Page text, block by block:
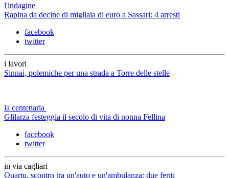
l'indagine
Rapina da decine di migliaia di euro a Sassari: 4 arresti
facebook
twitter
i lavori
Sinnai, polemiche per una strada a Torre delle stelle
la centenaria
Glilarza festeggia il secolo di vita di nonna Fellina
facebook
twitter
in via cagliari
Quartu, scontro tra un'auto e un'ambulanza: due feriti